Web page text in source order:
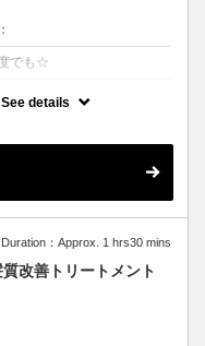
でも☆
で大人気！★男女共に利用
See details
：Approx. 1 hrs30 mins
改善トリートメント